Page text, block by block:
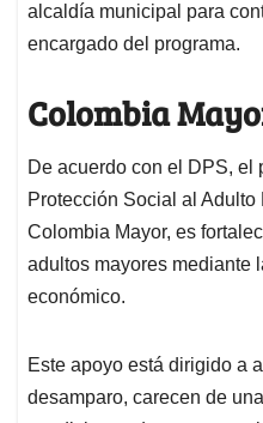
alcaldía municipal para
encargado del programa.
Colombia
De acuerdo con el DPS, el
Protección Social al
Colombia Mayor, es
adultos mayores mediante
económico.
Este apoyo está dirigido a
desamparo, carecen de